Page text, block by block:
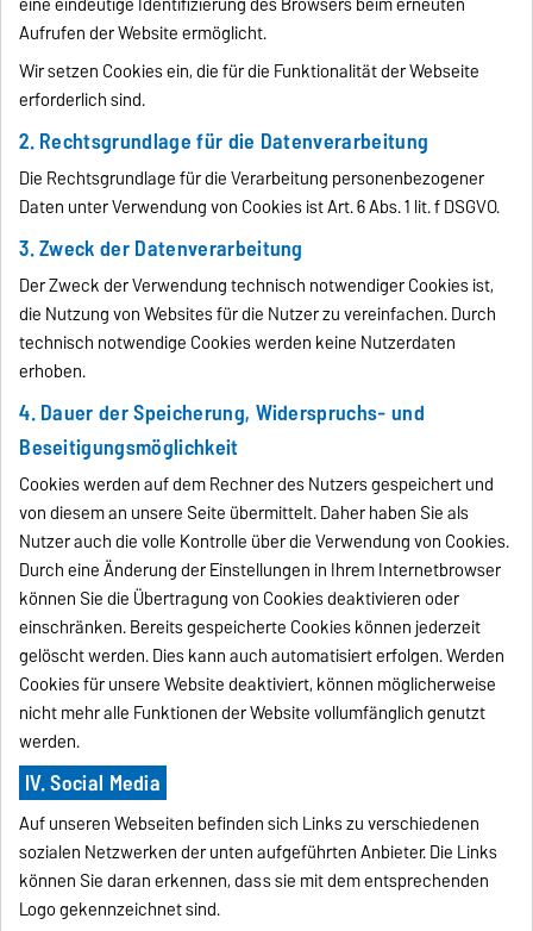
Aufrufen der Website ermöglicht.
Wir setzen Cookies ein, die für die Funktionalität der Webseite
erforderlich sind.
2. Rechtsgrundlage für die Datenverarbeitung
Die Rechtsgrundlage für die Verarbeitung personenbezogener
Daten unter Verwendung von Cookies ist Art. 6 Abs. 1 lit. f DSGVO.
3. Zweck der Datenverarbeitung
Der Zweck der Verwendung technisch notwendiger Cookies ist,
die Nutzung von Websites für die Nutzer zu vereinfachen. Durch
technisch notwendige Cookies werden keine Nutzerdaten
erhoben.
4. Dauer der Speicherung, Widerspruchs- und
Beseitigungsmöglichkeit
Cookies werden auf dem Rechner des Nutzers gespeichert und
von diesem an unsere Seite übermittelt. Daher haben Sie als
Nutzer auch die volle Kontrolle über die Verwendung von Cookies.
Durch eine Änderung der Einstellungen in Ihrem Internetbrowser
können Sie die Übertragung von Cookies deaktivieren oder
einschränken. Bereits gespeicherte Cookies können jederzeit
gelöscht werden. Dies kann auch automatisiert erfolgen. Werden
Cookies für unsere Website deaktiviert, können möglicherweise
nicht mehr alle Funktionen der Website vollumfänglich genutzt
werden.
IV. Social Media
Auf unseren Webseiten befinden sich Links zu verschiedenen
sozialen Netzwerken der unten aufgeführten Anbieter. Die Links
können Sie daran erkennen, dass sie mit dem entsprechenden
Logo gekennzeichnet sind.